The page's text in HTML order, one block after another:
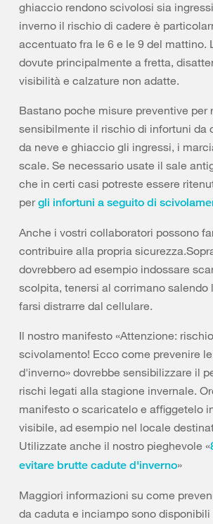
ghiaccio rendono scivolosi sia
inverno il rischio di cadere è
accentuato fra le 6 e le 9 del mattino.
dovute principalmente a fretta,
visibilità e calzature non adatte.
Bastano poche misure preventive per
sensibilmente il rischio di infortuni da
da neve e ghiaccio gli ingressi, i
scale. Se necessario usate il sale
che in certi casi potreste essere
pergli infortuni a seguito di
Anche i vostri collaboratori possono
contribuire alla propria
dovrebbero ad esempio indossare
scolpita, tenersi al corrimano salendo
farsi distrarre dal cellulare.
Il nostro manifesto «Attenzione:
scivolamento! Ecco come prevenire
d'inverno» dovrebbe sensibilizzare il
rischi legati alla stagione invernale.
manifesto o scaricatelo e affiggetelo
visibile, ad esempio nel locale
Utilizzate anche il nostro pieghevole «
evitare brutte cadute d'inverno»
Maggiori informazioni su come
da caduta e inciampo sono